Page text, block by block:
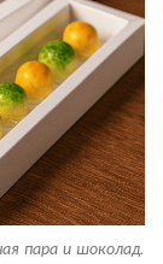
пара и шоколад.